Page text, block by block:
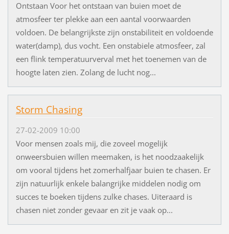
Ontstaan Voor het ontstaan van buien moet de
atmosfeer ter plekke aan een aantal voorwaarden
voldoen. De belangrijkste zijn onstabiliteit en voldoende
water(damp), dus vocht. Een onstabiele atmosfeer, zal
een flink temperatuurverval met het toenemen van de
hoogte laten zien. Zolang de lucht nog...
Storm Chasing
27-02-2009 10:00
Voor mensen zoals mij, die zoveel mogelijk
onweersbuien willen meemaken, is het noodzaakelijk
om vooral tijdens het zomerhalfjaar buien te chasen. Er
zijn natuurlijk enkele balangrijke middelen nodig om
succes te boeken tijdens zulke chases. Uiteraard is
chasen niet zonder gevaar en zit je vaak op...